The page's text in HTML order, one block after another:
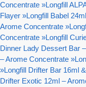
Concentrate »Longfill
Flayer »Longfill Babel
Arome Concentrate »
Concentrate »Longfill
Dinner Lady Dessert Bar
– Arome Concentrate »
»Longfill Drifter Bar 16ml
Drifter Exotic 12ml –